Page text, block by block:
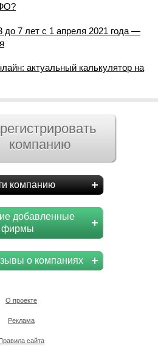
до 7 лет с 1 апреля 2021 года —
актуальный калькулятор на
компанию
компанию
добавленные
фирмы
о компаниях
О проекте
Реклама
сайта